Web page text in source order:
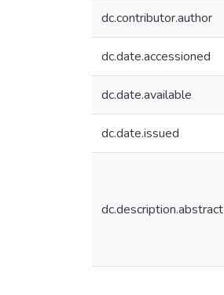
dc.contributor.author
dc.date.accessioned
dc.date.available
dc.date.issued
dc.description.abstract